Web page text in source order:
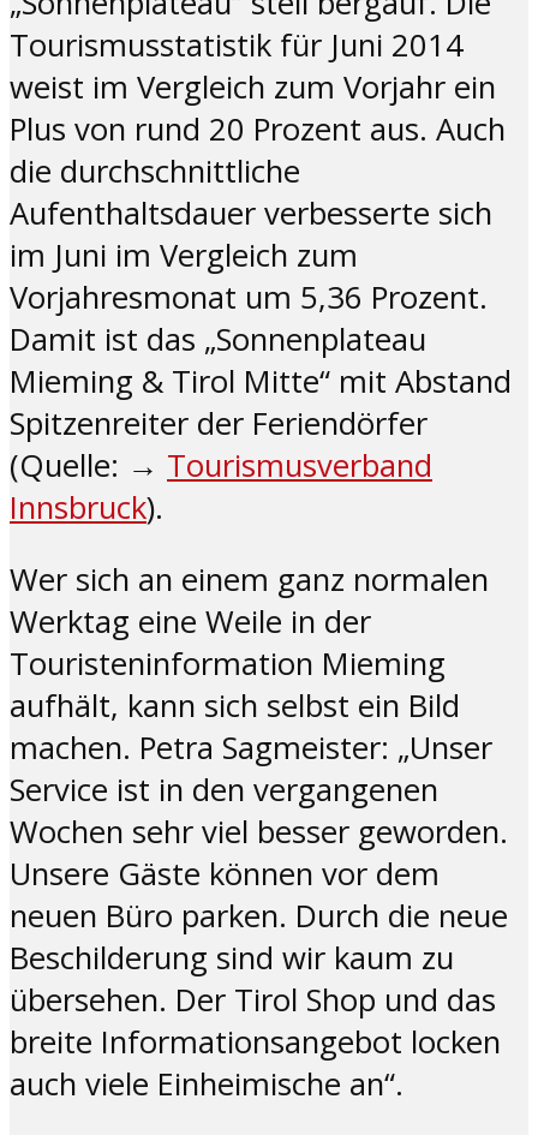
Tourismusstatistik für Juni 2014
weist im Vergleich zum Vorjahr ein
Plus von rund 20 Prozent aus. Auch
die durchschnittliche
Aufenthaltsdauer verbesserte sich
im Juni im Vergleich zum
Vorjahresmonat um 5,36 Prozent.
Damit ist das „Sonnenplateau
Mieming & Tirol Mitte“ mit Abstand
Spitzenreiter der Feriendörfer
(Quelle: → Tourismusverband
Innsbruck).
Wer sich an einem ganz normalen
Werktag eine Weile in der
Touristeninformation Mieming
aufhält, kann sich selbst ein Bild
machen. Petra Sagmeister: „Unser
Service ist in den vergangenen
Wochen sehr viel besser geworden.
Unsere Gäste können vor dem
neuen Büro parken. Durch die neue
Beschilderung sind wir kaum zu
übersehen. Der Tirol Shop und das
breite Informationsangebot locken
auch viele Einheimische an“.